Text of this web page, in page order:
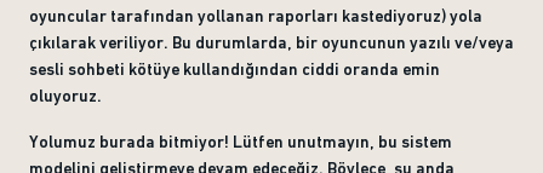
oyuncular tarafından yollanan raporları kastediyoruz) yola
çıkılarak veriliyor. Bu durumlarda, bir oyuncunun yazılı ve/veya
sesli sohbeti kötüye kullandığından ciddi oranda emin
oluyoruz.
Yolumuz burada bitmiyor! Lütfen unutmayın, bu sistem
modelini geliştirmeye devam edeceğiz. Böylece, şu anda